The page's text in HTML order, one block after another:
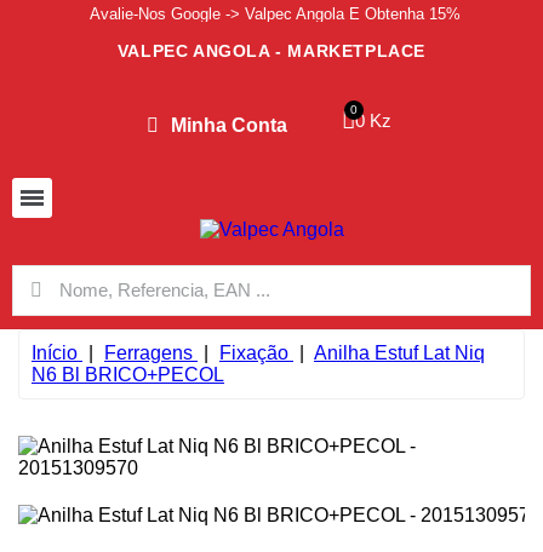
Avalie-Nos Google -> Valpec Angola E Obtenha 15%
VALPEC ANGOLA - MARKETPLACE
Minha Conta 0 Kz
Início Ferragens Fixação
Anilha Estuf Lat Niq
N6 Bl BRICO+PECOL